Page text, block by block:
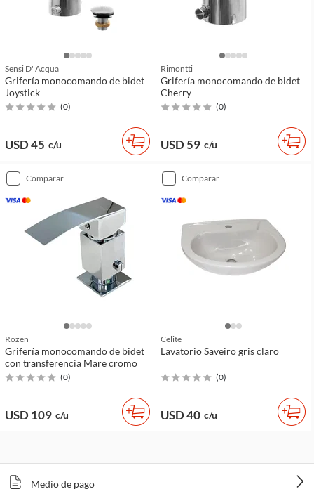
Sensi D' Acqua
Grifería monocomando de bidet
Joystick
(0)
USD 45 c/u
Rimontti
Grifería monocomando de bidet
Cherry
(0)
USD 59 c/u
comparar
Rozen
Grifería monocomando de bidet
con transferencia Mare cromo
(0)
USD 109 c/u
comparar
Celite
Lavatorio Saveiro gris claro
(0)
USD 40 c/u
Medio de pago